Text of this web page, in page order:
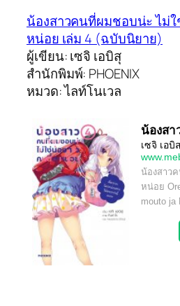
น้องสาวคนที่ผมชอบน่ะ ไม่
หน่อย เล่ม 4 (ฉบับนิยาย)
ผู้เขียน: เซจิ เอบิสุ
สำนักพิมพ์: PHOENIX
หมวด: ไลท์โนเวล